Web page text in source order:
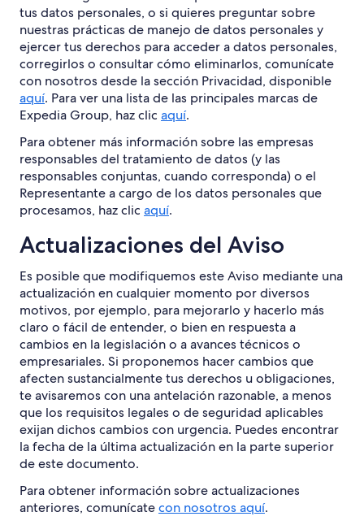
tus datos personales, o si quieres preguntar sobre
nuestras prácticas de manejo de datos personales y
ejercer tus derechos para acceder a datos personales,
corregirlos o consultar cómo eliminarlos, comunícate
con nosotros desde la sección Privacidad, disponible
aquí. Para ver una lista de las principales marcas de
Expedia Group, haz clic aquí.
Para obtener más información sobre las empresas
responsables del tratamiento de datos (y las
responsables conjuntas, cuando corresponda) o el
Representante a cargo de los datos personales que
procesamos, haz clic aquí.
Actualizaciones del Aviso
Es posible que modifiquemos este Aviso mediante una
actualización en cualquier momento por diversos
motivos, por ejemplo, para mejorarlo y hacerlo más
claro o fácil de entender, o bien en respuesta a
cambios en la legislación o a avances técnicos o
empresariales. Si proponemos hacer cambios que
afecten sustancialmente tus derechos u obligaciones,
te avisaremos con una antelación razonable, a menos
que los requisitos legales o de seguridad aplicables
exijan dichos cambios con urgencia. Puedes encontrar
la fecha de la última actualización en la parte superior
de este documento.
Para obtener información sobre actualizaciones
anteriores, comunícatecon nosotros aquí.